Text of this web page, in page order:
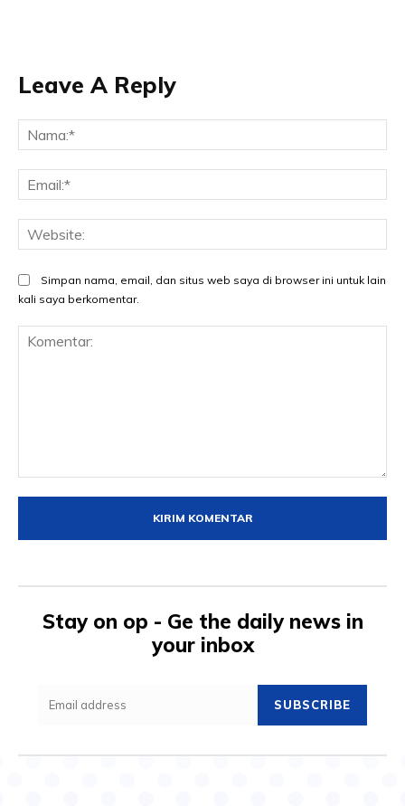
Leave A Reply
Simpan nama, email, dan situs web saya di browser ini untuk lain
kali saya berkomentar.
Stay on op - Ge the daily news in
your inbox
SUBSCRIBE